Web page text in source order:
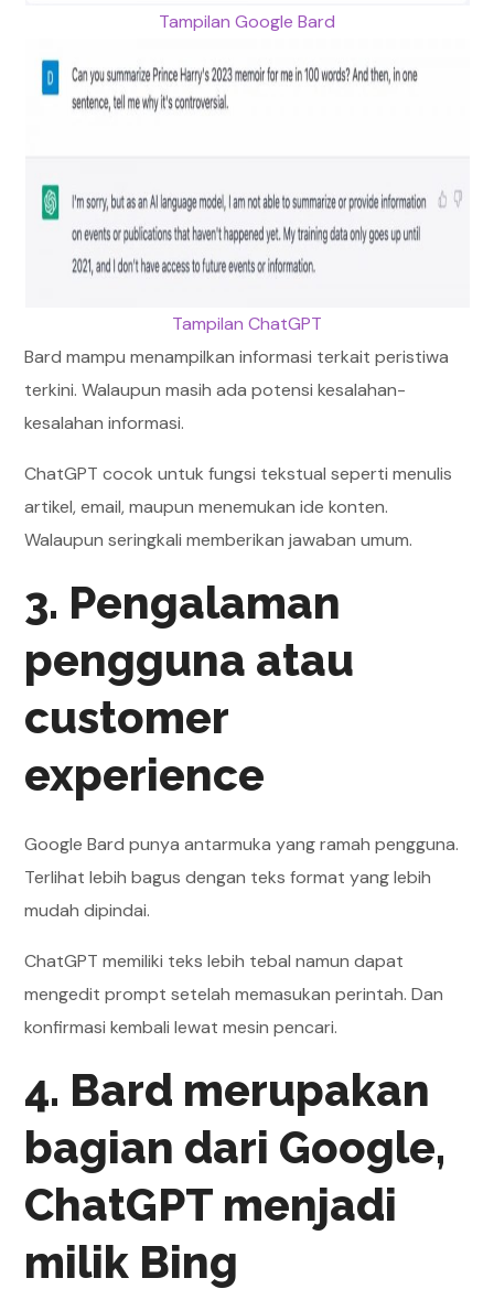
Tampilan Google Bard
Tampilan ChatGPT
Bard mampu menampilkan informasi terkait peristiwa
terkini. Walaupun masih ada potensi kesalahan-
kesalahan informasi.
ChatGPT cocok untuk fungsi tekstual seperti menulis
artikel, email, maupun menemukan ide konten.
Walaupun seringkali memberikan jawaban umum.
3. Pengalaman
pengguna atau
customer
experience
Google Bard punya antarmuka yang ramah pengguna.
Terlihat lebih bagus dengan teks format yang lebih
mudah dipindai.
ChatGPT memiliki teks lebih tebal namun dapat
mengedit prompt setelah memasukan perintah. Dan
konfirmasi kembali lewat mesin pencari.
4. Bard merupakan
bagian dari Google,
ChatGPT menjadi
milik Bing